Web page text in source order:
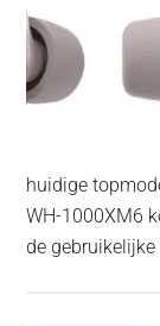
draadloos
presenteren
zonder
Wi-
huidige
WH-1000XM6
de gebruikelijke